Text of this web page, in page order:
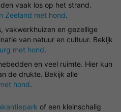
vaak los op het strand.
Zeeland met hond.
vakwerkhuizen en gezellige
van natuur en cultuur. Bekijk
met hond.
en veel ruimte. Hier kun
de drukte. Bekijk alle
hond.
of een kleinschalig